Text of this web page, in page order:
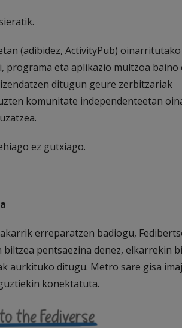
(adibidez, ActivityPub)
eta aplikazio multzoa baino
ditugun geure zerbitzariak
komunitate independenteetan
ez gutxiago.
erreparatzen badiogu,
pentsaezina denez, elkarrekin
aurkituko ditugu. Metro sare gisa
konektatuta.